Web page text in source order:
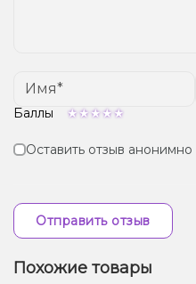
Баллы
Оставить отзыв анонимно
Отправить отзыв
Похожие товары